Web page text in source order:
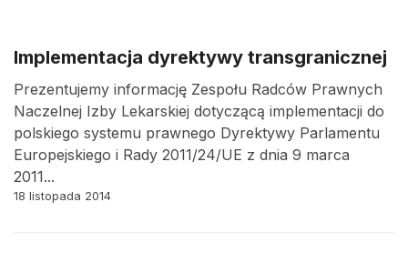
Implementacja dyrektywy transgranicznej
Prezentujemy informację Zespołu Radców Prawnych
Naczelnej Izby Lekarskiej dotyczącą implementacji do
polskiego systemu prawnego Dyrektywy Parlamentu
Europejskiego i Rady 2011/24/UE z dnia 9 marca
2011...
18 listopada 2014